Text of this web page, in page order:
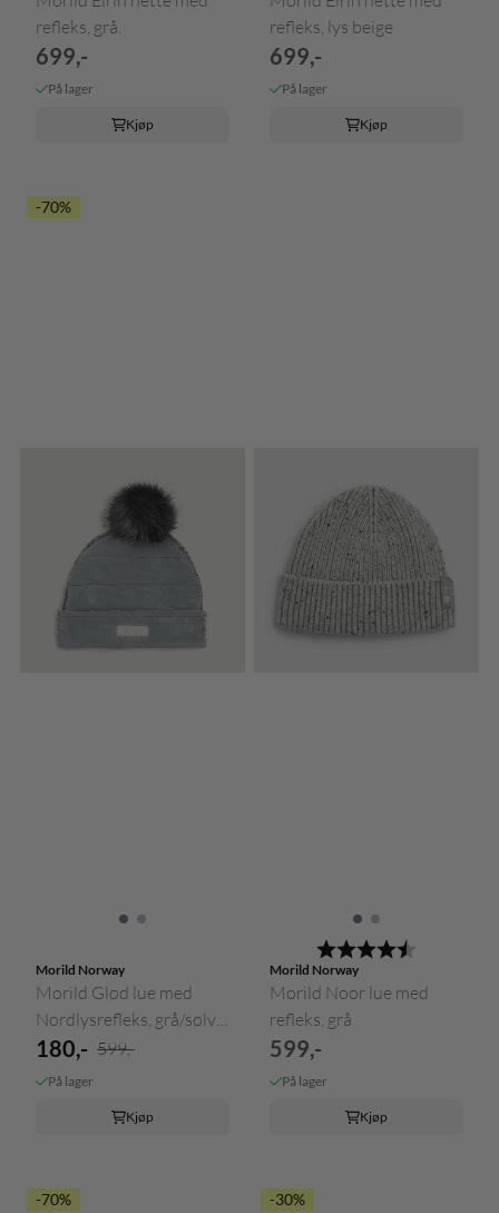
refleks, grå.
699,-
På lager
Kjøp
refleks, lys beige
699,-
På lager
Kjøp
-70%
Morild Norway
Morild Glød lue med
Nordlysrefleks, grå/sølv -
...
180,- 599,-
På lager
Kjøp
Karakter:
Morild Norway
Morild Noor lue med
refleks, grå
599,-
På lager
Kjøp
-70% -30%